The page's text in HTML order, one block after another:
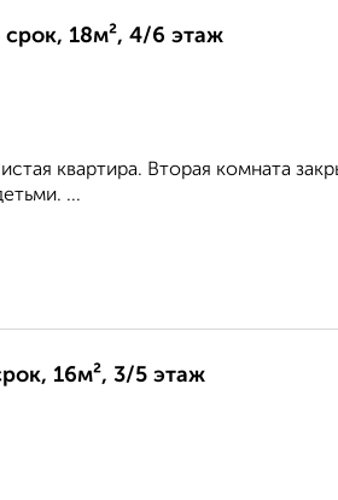
срок, 18м², 4/6 этаж
квартира. Вторая комната
...
16м², 3/5 этаж